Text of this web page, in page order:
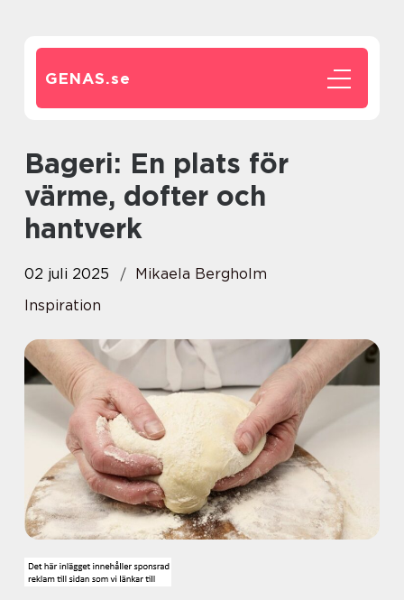
GENAS.se
Bageri: En plats för
värme, dofter och
hantverk
02 juli 2025
Mikaela Bergholm
Inspiration